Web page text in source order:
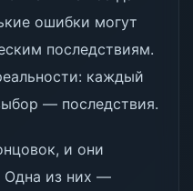
ошибки могут
последствиям.
каждый
— последствия.
и они
Одна из них —